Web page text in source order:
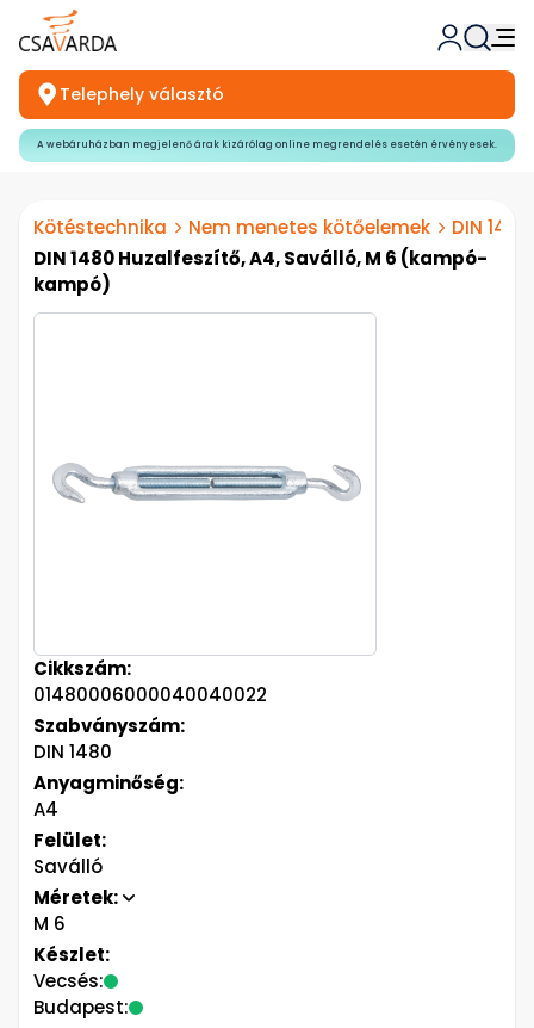
Telephely választó
A webáruházban megjelenő árak kizárólag online megrendelés esetén érvényesek.
Kötéstechnika Nem menetes kötőelemek
DIN
DIN 1480 Huzalfeszítő, A4, Saválló, M 6 (kampó-
kampó)
Cikkszám:
01480006000040040022
Szabványszám:
DIN 1480
Anyagminőség:
A4
Felület:
Saválló
Méretek:
M 6
Készlet:
Vecsés:
Budapest: